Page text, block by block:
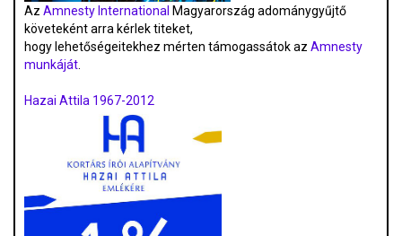
Az Amnesty International Magyarország adománygyűjtő
követeként arra kérlek titeket,
hogy lehetőségeitekhez mérten támogassátok az Amnesty
munkáját
Hazai Attila 1967-2012